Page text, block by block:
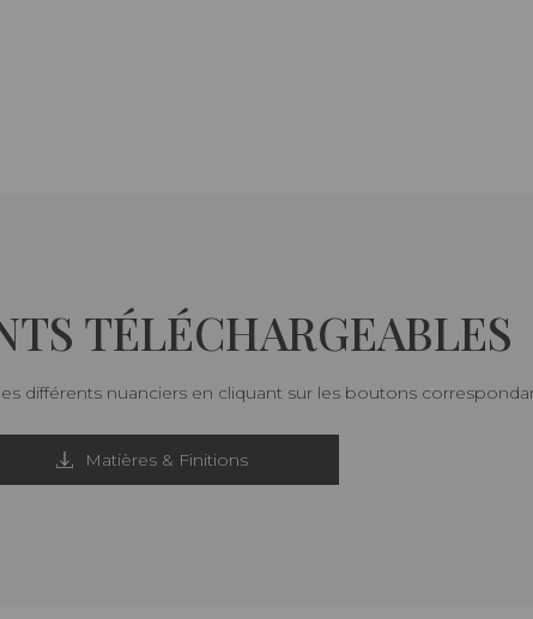
TÉLÉCHARGEABLES
différents nuanciers en cliquant sur les boutons
Matières & Finitions